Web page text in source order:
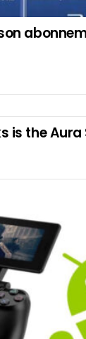
is the Aura